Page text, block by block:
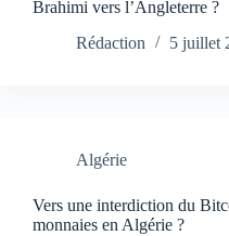
Brahimi vers l’Angleterre ?
Rédaction
5 juillet
Algérie
Vers une interdiction du
monnaies en Algérie ?